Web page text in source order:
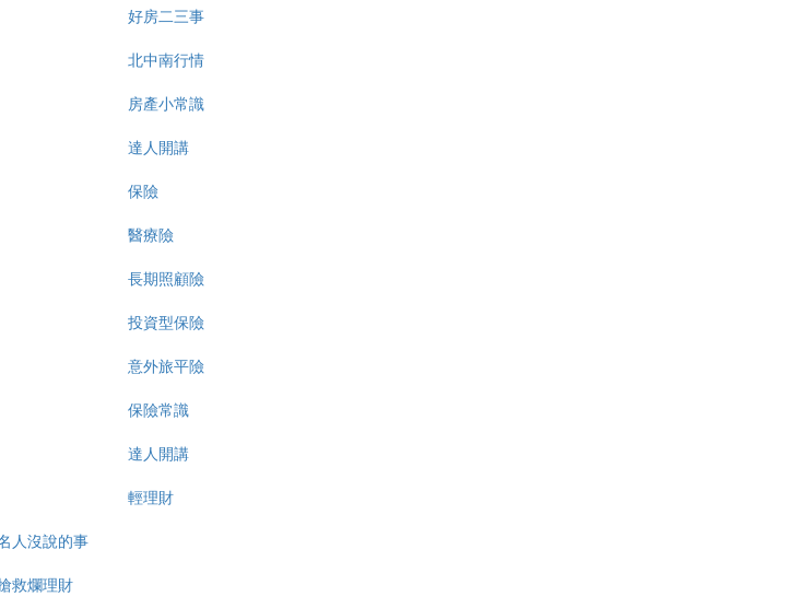
好房二三事
北中南行情
房產小常識
達人開講
保險
醫療險
長期照顧險
投資型保險
意外旅平險
保險常識
達人開講
輕理財
人沒說的事
救爛理財